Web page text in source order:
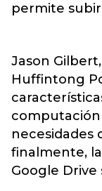
permite
Jason
Huffintong
computación
necesidades
finalmente,
Google